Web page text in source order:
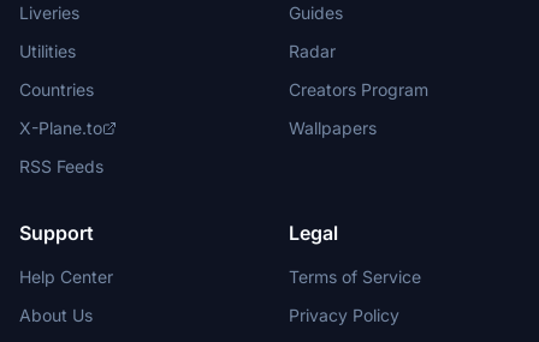
Liveries
Utilities
Countries
X-Plane.to
RSS Feeds
Guides
Radar
Creators Program
Wallpapers
Support
Help Center
About Us
Legal
Terms of Service
Privacy Policy